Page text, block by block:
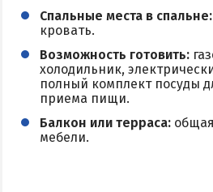
Спальные места в спальне:
кровать.
Возможность готовить:
холодильник,
полный комплект посуды
приема пищи.
Балкон или терраса:
мебели.